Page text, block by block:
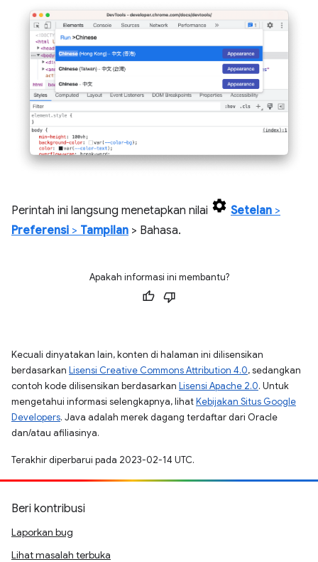
Perintah ini langsung menetapkan nilai Setelan >
Preferensi > Tampilan > Bahasa.
Apakah informasi ini membantu?
Kecuali dinyatakan lain, konten di halaman ini dilisensikan
berdasarkan Lisensi Creative Commons Attribution 4.0, sedangkan
contoh kode dilisensikan berdasarkan Lisensi Apache 2.0. Untuk
mengetahui informasi selengkapnya, lihatKebijakan Situs Google
Developers. Java adalah merek dagang terdaftar dari Oracle
dan/atau afiliasinya.
Terakhir diperbarui pada 2023-02-14 UTC.
Beri kontribusi
Laporkan bug
Lihat masalah terbuka